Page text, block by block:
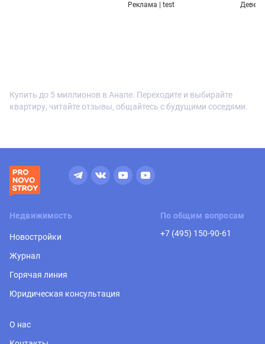
Реклама | test
Купить до 5 миллионов в Анапе. Переходите и выбирайте
квартиру, читайте отзывы, общайтесь с будущими соседями.
Недвижимость
Новостройки
Журнал
Горячая линия
Юридическая консультация
По общим вопросам
+7 (495) 150-90-61
О нас